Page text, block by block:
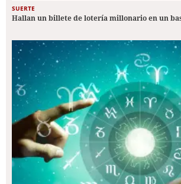
SUERTE
Hallan un billete de lotería millonario en un